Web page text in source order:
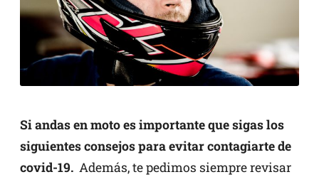
Si andas en moto es importante que sigas los
siguientes consejos para evitar contagiarte de
covid-19. Además, te pedimos siempre revisar